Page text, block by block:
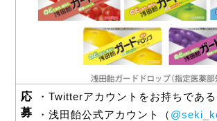
応
募
・Twitterアカウントをお持ちである
・浅田飴公式アカウント（